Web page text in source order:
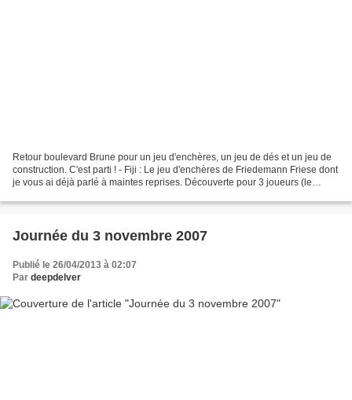
Retour boulevard Brune pour un jeu d'enchères, un jeu de dés et un jeu de
construction. C'est parti ! - Fiji : Le jeu d'enchères de Friedemann Friese dont
je vous ai déjà parlé à maintes reprises. Découverte pour 3 joueurs (le
Journée du 3 novembre 2007
Publié le 26/04/2013 à 02:07
Par deepdelver